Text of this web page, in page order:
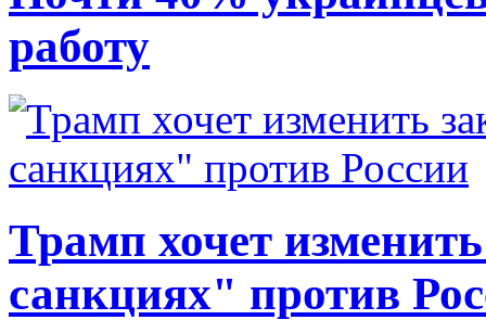
работу
Трамп хочет
санкциях" против